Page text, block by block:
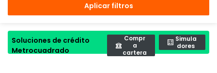
Aplicar filtros
Soluciones de crédito
Metrocuadrado
Compr
a
cartera
Simula
dores